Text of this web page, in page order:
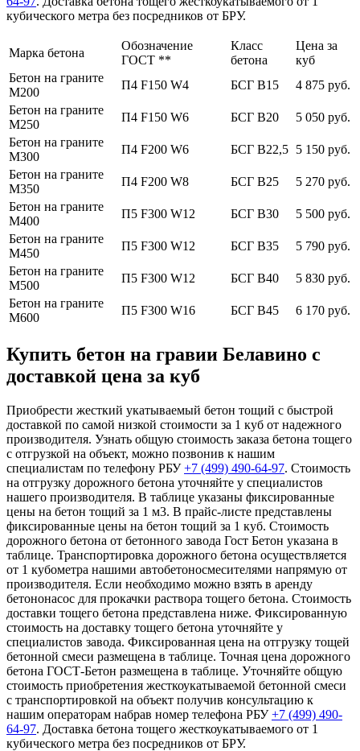
кубического метра без посредников от БРУ.
Марка бетона
Обозначение
ГОСТ **
Класс
бетона
Цена за
куб
Бетон на граните
М200
П4 F150 W4 БСГ В15
4 875 руб.
Бетон на граните
М250
П4 F150 W6 БСГ В20
5 050 руб.
Бетон на граните
М300
П4 F200 W6 БСГ В22,5 5 150 руб.
Бетон на граните
М350
П4 F200 W8 БСГ В25
5 270 руб.
Бетон на граните
М400
П5 F300 W12 БСГ В30
5 500 руб.
Бетон на граните
М450
П5 F300 W12 БСГ В35
5 790 руб.
Бетон на граните
М500
П5 F300 W12 БСГ В40
5 830 руб.
Бетон на граните
М600
П5 F300 W16 БСГ В45 6 170 руб.
Купить бетон на гравии Белавино с
доставкой цена за куб
Приобрести жесткий укатываемый бетон тощий с быстрой
доставкой по самой низкой стоимости за 1 куб от надежного
производителя. Узнать общую стоимость заказа бетона тощего
с отгрузкой на объект, можно позвонив к нашим
специалистам по телефону РБУ+7 (499) 490-64-97. Стоимость
на отгрузку дорожного бетона уточняйте у специалистов
нашего производителя. В таблице указаны фиксированные
цены на бетон тощий за 1 м3. В прайс-листе представлены
фиксированные цены на бетон тощий за 1 куб. Стоимость
дорожного бетона от бетонного завода Гост Бетон указана в
таблице. Транспортировка дорожного бетона осуществляется
от 1 кубометра нашими автобетоносмесителями напрямую от
производителя. Если необходимо можно взять в аренду
бетононасос для прокачки раствора тощего бетона. Стоимость
доставки тощего бетона представлена ниже. Фиксированную
стоимость на доставку тощего бетона уточняйте у
специалистов завода. Фиксированная цена на отгрузку тощей
бетонной смеси размещена в таблице. Точная цена дорожного
бетона ГОСТ-Бетон размещена в таблице. Уточняйте общую
стоимость приобретения жесткоукатываемой бетонной смеси
с транспортировкой на объект получив консультацию к
нашим операторам набрав номер телефона РБУ+7 (499) 490-
64-97. Доставка бетона тощего жесткоукатываемого от 1
кубического метра без посредников от БРУ.